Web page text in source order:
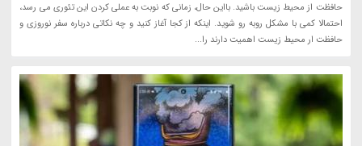
حافظت از محیط زیست باشید. بااین حال، زمانی که نوبت به عملی کردن این تئوری می رسد،
احتمالا کمی با مشکل روبه رو شوید. اینکه از کجا آغاز کنید و چه نکاتی درباره سفر نوروزی و
حافظت ار محیط زیست اهمیت دارند را...